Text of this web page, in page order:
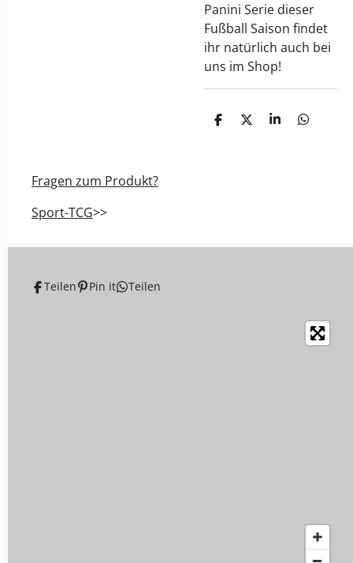
Panini Serie dieser
Fußball Saison findet
ihr natürlich auch bei
uns im Shop!
T
T
T
T
Fragen zum Produkt?
Sport-TCG>>
Teilen Pin it Teilen